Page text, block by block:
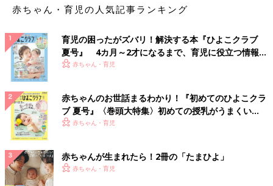
出典：Instagramアカウント「smama2780」
デニムが大好きだというsmama2780さんはこちらのボトムスを
セレクト！「シルエットが可愛すぎる！」とお気に入りのアイテ
ムなんだとか。合わせるトップスによってさまざまな雰囲気を楽
赤ちゃん・育児の人気記事ランキング
育児の困ったがズバリ！解決する本『ひよこクラブ
夏号』 4カ月～2才になるまで、育児に役立つ情報が
いっぱい！
赤ちゃん・育児
赤ちゃんのお世話まるわかり！『初めてのひよこクラ
ブ 夏号』〈巻頭大特集〉初めての授乳がうまくい
く！ おっぱい・ミルクの基本と夏のトラブル 解決テ
赤ちゃん・育児
赤ちゃんが生まれたら！2冊の「たまひよ」
赤ちゃん・育児